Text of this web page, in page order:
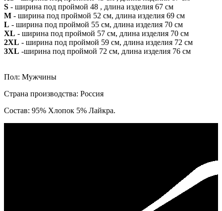
S - ширина под проймой 48 , длина изделия 67 см
M - ширина под проймой 52 см, длина изделия 69 см
L - ширина под проймой 55 см, длина изделия 70 см
XL - ширина под проймой 57 см, длина изделия 70 см
2XL - ширина под проймой 59 см, длина изделия 72 см
3XL -ширина под проймой 72 см, длина изделия 76 см
Пол: Мужчины
Страна производства: Россия
Состав: 95% Хлопок 5% Лайкра.